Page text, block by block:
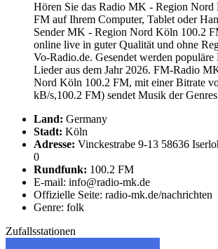
Hören Sie das Radio MK - Region Nord
FM auf Ihrem Computer, Tablet oder
Sender MK - Region Nord Köln 100.2
online live in guter Qualität und ohne
Vo-Radio.de. Gesendet werden
Lieder aus dem Jahr 2026. FM-Radio
Nord Köln 100.2 FM, mit einer Bitrate
kB/s,100.2 FM) sendet Musik der
Land: Germany
Stadt: Köln
Adresse: Vinckestrabe 9-13 58636
0
Rundfunk: 100.2 FM
E-mail: info@radio-mk.de
Offizielle Seite: radio-mk.de/nachrichten
Genre: folk
Zufallsstationen